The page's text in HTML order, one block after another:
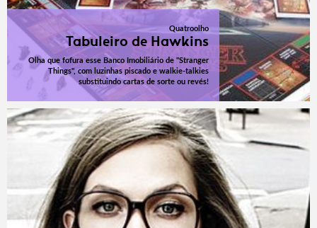
Quatroolho
Tabuleiro de Hawkins
Olha que fofura esse Banco Imobiliário de "Stranger
Things", com luzinhas piscado e walkie-talkies
substituindo cartas de sorte ou revés!